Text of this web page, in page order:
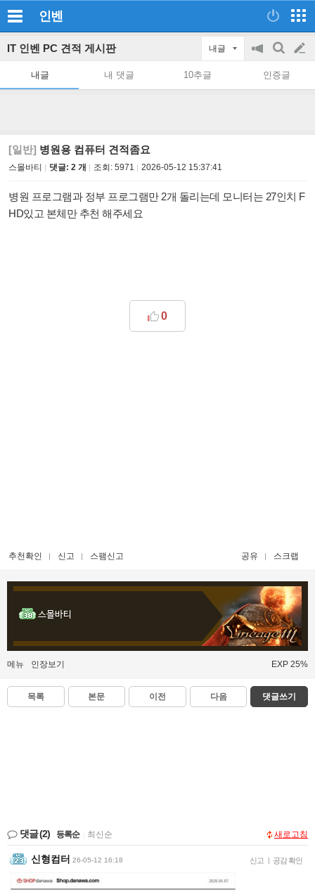
인벤
IT 인벤 PC 견적 게시판 내글
공
on/off
검
색
글
쓰
내글 내 댓글 10추글 인증글
[일반] 병원용 컴퓨터 견적좀요
스몰바티 댓글: 2 개 조회: 5971 2026-05-12 15:37:41
병원 프로그램과 정부 프로그램만 2개 돌리는데 모니터는 27인치 F
HD있고 본체만 추천 해주세요
0
추천확인 신고 스팸신고 공유 스크랩
스몰바티
메뉴 인장보기 EXP 25%
목록 본문 이전 다음 댓글쓰기
댓글(2) 등록순 최신순 새로고침
신형컴터 26-05-12 16:18 신고 | 공감 확인